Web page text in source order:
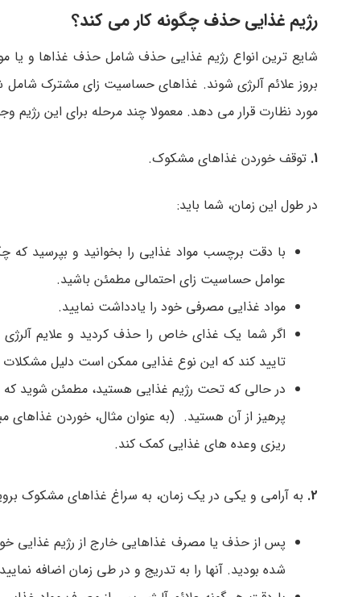
رژیم غذایی حذف چگونه کار می کند؟
شایع ترین انواع رژیم غذایی حذف شامل حذف غذاها و یا
بروز علائم آلرژی شوند. غذاهای حساسیت زای مشترک شامل
مورد نظارت قرار می دهد. معمولا چند مرحله برای این رژیم
1. توقف خوردن غذاهای مشکوک.
در طول این زمان، شما باید:
با دقت برچسب مواد غذایی را بخوانید و بپرسید که
عوامل حساسیت زای احتمالی مطمئن باشید.
مواد غذایی مصرفی خود را یادداشت نمایید.
اگر شما یک غذای خاص را حذف کردید و علایم آلرژی
تایید کند که این نوع غذایی ممکن است دلیل
در حالی که تحت رژیم غذایی هستید، مطمئن شوید که
پرهیز از آن هستید. (به عنوان مثال، خوردن
ریزی وعده های غذایی کمک کند.
2. به آرامی و یکی در یک زمان، به سراغ غذاهای مشکوک
پس از حذف یا مصرف غذاهایی خارج از رژیم غذایی
شده بودید. آنها را به تدریج و در طی زمان اضافه